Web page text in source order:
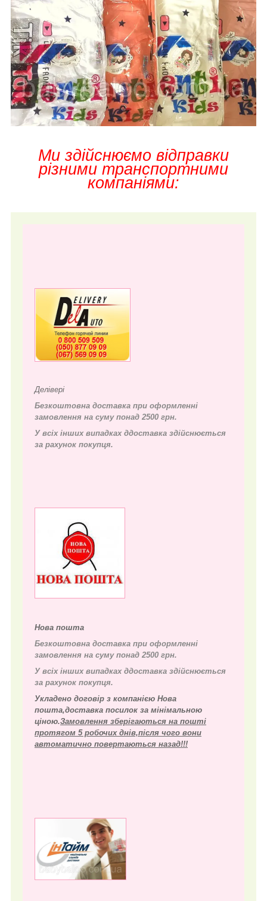
Ми здійснюємо відправки
різними транспортними
компаніями:
Делівері
Безкоштовна доставка при оформленні
замовлення на суму понад 2500 грн.
У всіх інших випадках ддоставка здійснюється
за рахунок покупця.
Нова пошта
Безкоштовна доставка при оформленні
замовлення на суму понад 2500 грн.
У всіх інших випадках ддоставка здійснюється
за рахунок покупця.
Укладено договір з компанією Нова
пошта,доставка посилок за мінімальною
ціною.Замовлення зберігаються на пошті
протягом 5 робочих днів,після чого вони
автоматично повертаються назад!!!